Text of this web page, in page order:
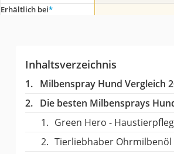
Erhältlich bei*
Inhaltsverzeichnis
Milbenspray Hund Vergleich
Die besten Milbensprays
Green Hero -
Tierliebhaber Ohrmilbenöl